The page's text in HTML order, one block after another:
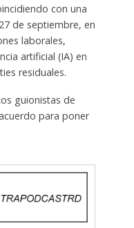
con una
de septiembre, en
laborales,
artificial (IA) en
residuales.
guionistas de
para poner